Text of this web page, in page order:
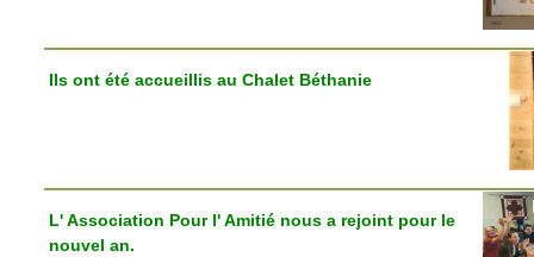
Ils ont été accueillis au Chalet Béthanie
L' Association Pour l' Amitié nous a rejoint pour le
nouvel an.